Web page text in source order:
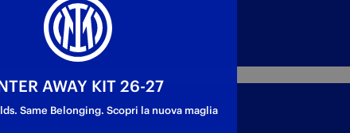
AWAY KIT 26-27
Same Belonging. Scopri la nuova maglia